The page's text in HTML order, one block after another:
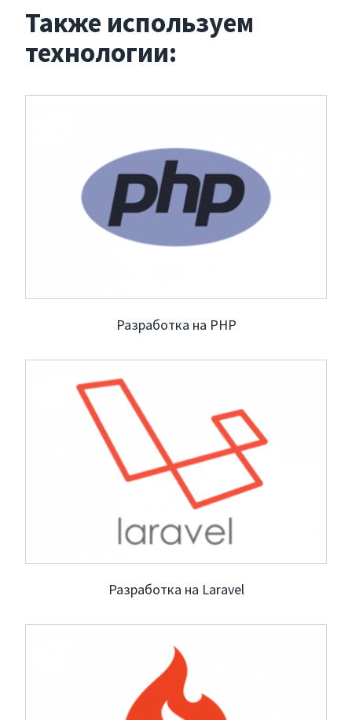
Также используем
технологии:
Разработка на PHP
Разработка на Laravel
Услуги
Компания
Портфолио
Решения
Контакты